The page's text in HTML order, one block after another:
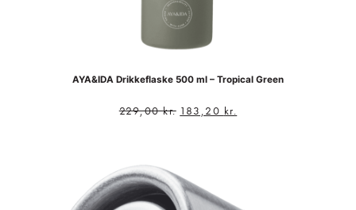
AYA&IDA Drikkeflaske 500 ml – Tropical Green
229,00kr. 183,20 kr.